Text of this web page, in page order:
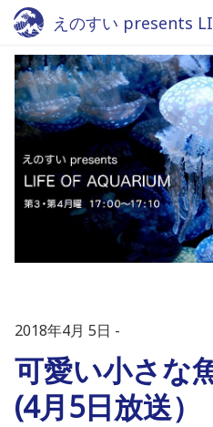
えのすい presents
Fm yokohama 84.7
2018年4月 5日
可愛い小さな
(4月5日放送）